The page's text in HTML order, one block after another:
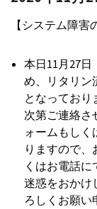
【システム障害
本日11月27
め、リタリン
となっており
次第ご連絡さ
ォームもしく
りますので
くはお電話
迷惑をおかけ
ろしくお願い